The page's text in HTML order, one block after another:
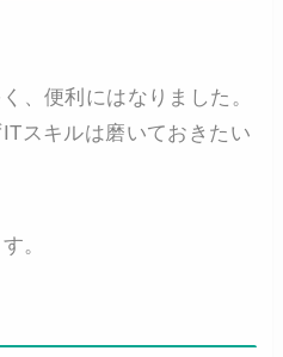
、便利にはなりました。
スキルは磨いておきたい
。